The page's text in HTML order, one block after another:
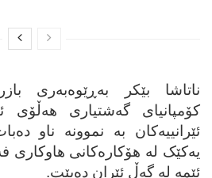
ناتاشا بێکر به‌ڕێوه‌به‌ری
کۆمپانیای گه‌شتیاری هه‌ڵۆی
ئێرانییه‌کان به‌ نموونه‌ ناو
یه‌کێک له‌ هۆکاره‌کانی هاوکاری
ئێمه‌ له‌ گه‌ڵ ئێران ده‌بێت.